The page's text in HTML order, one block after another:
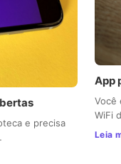
e precisa
App
Você
WiFi
Leia